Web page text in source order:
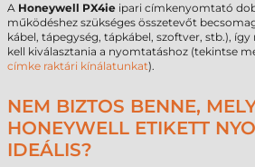
A Honeywell PX4ie ipari címkenyomtató
működéshez szükséges összetevőt
kábel, tápegység, tápkábel, szoftver, stb.),
kell kiválasztania a nyomtatáshoz (tekintse
címke raktári kínálatunkat).
NEM BIZTOS BENNE,
HONEYWELL ETIKETT
IDEÁLIS?